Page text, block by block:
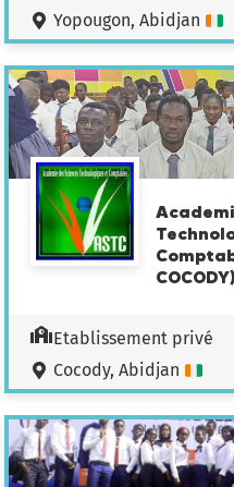
Yopougon, Abidjan
COCODY)
Etablissement privé
Cocody, Abidjan